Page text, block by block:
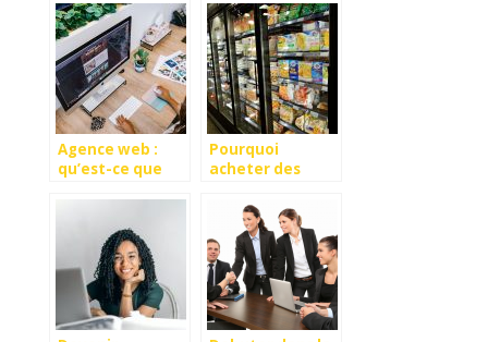
passer par des
spécialistes
avoir pour faire
de l’agro-
alimentaire ?
Agence web :
qu’est-ce que
Pourquoi
acheter des
frigorifiques en
tant que
professionnel ?